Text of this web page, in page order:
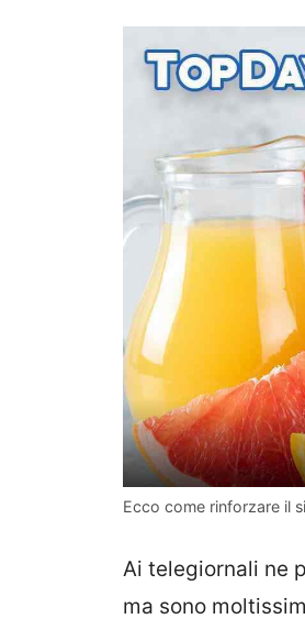
Ecco come rinforzare il
Ai telegiornali ne
ma sono